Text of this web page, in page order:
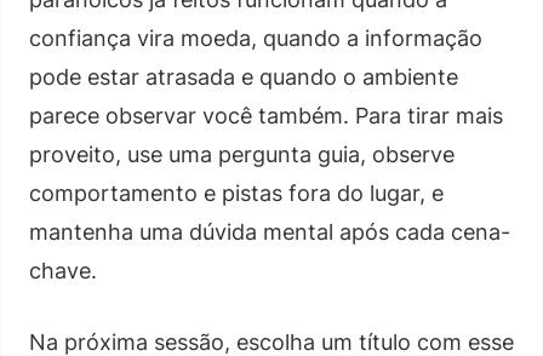
confiança vira moeda, quando a informação
pode estar atrasada e quando o ambiente
parece observar você também. Para tirar mais
proveito, use uma pergunta guia, observe
comportamento e pistas fora do lugar, e
mantenha uma dúvida mental após cada cena-
chave.
Na próxima sessão, escolha um título com esse